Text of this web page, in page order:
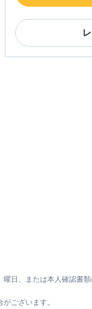
日、または本人確認書
ございます。